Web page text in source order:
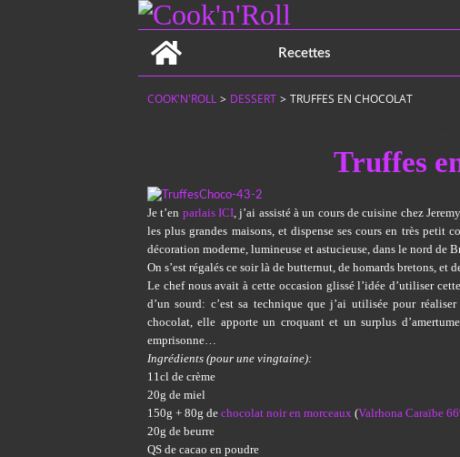
Recettes
COOK'N'ROLL > DESSERT > TRUFFES EN CHOCOLAT
Truffes
Je t’en parlais ICI, j’ai assisté à un cours de cuisine chez
les plus grandes maisons, et dispense ses cours en très petit
décoration moderne, lumineuse et astucieuse, dans le nord de
On s’est régalés ce soir là de butternut, de homards bretons, et
Le chef nous avait à cette occasion glissé l’idée d’utiliser
d’un sourd: c’est sa technique que j’ai utilisée pour
chocolat, elle apporte un croquant et un surplus
emprisonne…
Ingrédients (pour une vingtaine):
11cl de crème
20g de miel
150g + 80g de chocolat noir en morceaux (Valrhona Caraïbe
20g de beurre
QS de cacao en poudre